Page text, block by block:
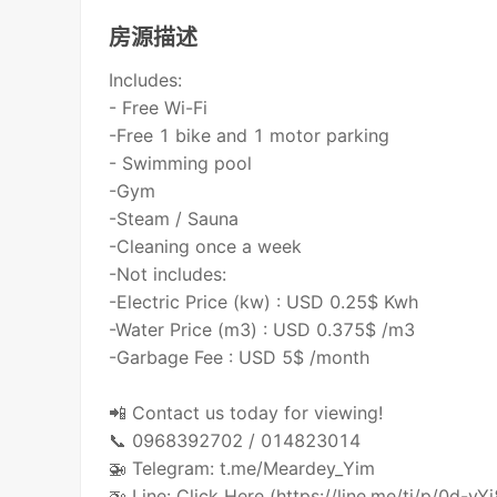
房源描述
Includes:
- Free Wi-Fi
-Free 1 bike and 1 motor parking
- Swimming pool
-Gym
-Steam / Sauna
-Cleaning once a week
-Not includes:
-Electric Price (kw) : USD 0.25$ Kwh
-Water Price (m3) : USD 0.375$ /m3
-Garbage Fee : USD 5$ /month
📲 Contact us today for viewing!
📞 0968392702 / 014823014
🚁 Telegram: t.me/Meardey_Yim